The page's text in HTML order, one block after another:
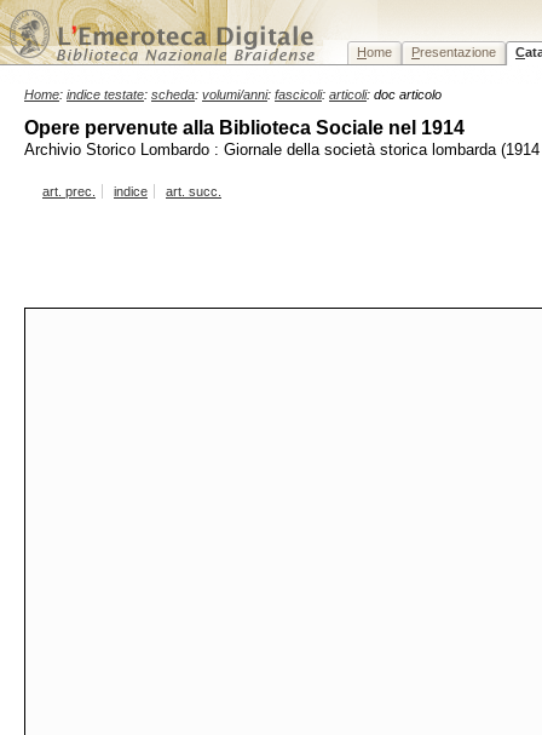
Home Presentazione C
Home: indice testate: scheda: volumi/anni: fascicoli: articoli: doc articolo
Opere pervenute alla Biblioteca Sociale nel 1914
Archivio Storico Lombardo : Giornale della società storica lombarda
art. prec. indice art. succ.